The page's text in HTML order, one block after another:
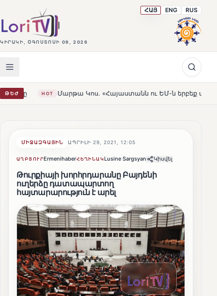
ԿԻՐԱԿԻ, ՕԳՈՍՏՈՍԻ 09, 2026
ՀԱՅ ENG RUS
ԹԵԺ
HOT Մարթա Կոս. «Հայաստանն ու ԵՄ-ն երբեք այսքան մոտ չեն
ՄԻՋԱԶԳԱՅԻՆ ԱՊՐԻԼԻ 29, 2021, 12:05
ԱՂԲՅՈՒՐErmenihaberՀԵՂԻՆԱԿLusine Sargsyan Կիսվել
Թուրքիայի խորհրդարանը Բայդենի
ուղերձը դատապարտող
հայտարարություն է արել